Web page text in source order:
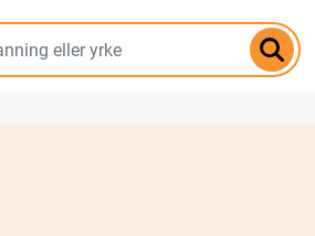
hovedinnhold